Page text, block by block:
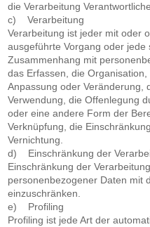
die Verarbeitung
c) Verarbeitung
Verarbeitung ist jeder mit oder
ausgeführte Vorgang oder jede
Zusammenhang mit
das Erfassen, die
Anpassung oder Veränderung,
Verwendung, die Offenlegung
oder eine andere Form der
Verknüpfung, die
Vernichtung.
d) Einschränkung der
Einschränkung der
personenbezogener Daten mit
einzuschränken.
e) Profiling
Profiling ist jede Art der